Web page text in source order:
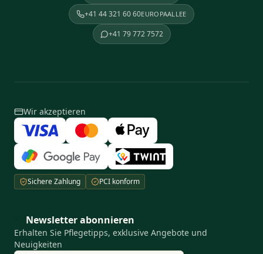
+41 44 321 60 60EUROPAALLEE
+41 79 772 7572
Wir akzeptieren
Sichere Zahlung PCI konform
Newsletter abonnieren
Erhalten Sie Pflegetipps, exklusive Angebote und
Neuigkeiten